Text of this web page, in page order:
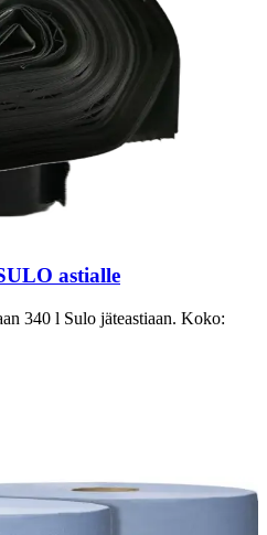
astialle
340 l Sulo jäteastiaan. Koko: